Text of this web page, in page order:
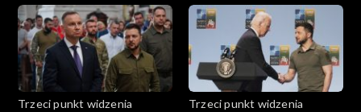
Trzeci punkt widzenia
Trzeci punkt widzenia